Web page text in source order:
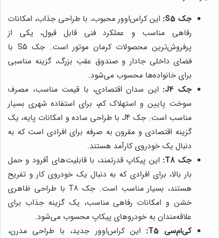
جک S5:
این کراس‌اوور محبوب، با طراحی جذاب، امکانات
رفاهی مناسب و عملکرد فنی قابل قبول، یکی از
پرفروش‌ترین محصولات کرمان موتور است. جک S5 با
فضای داخلی جادار و صندوق عقب بزرگ، گزینه مناسبی
برای خانواده‌ها محسوب می‌شود.
جک J4:
این سدان اقتصادی، با قیمت مناسب، مصرف
سوخت پایین و استهلاک کم، برای استفاده شهری بسیار
مناسب است. جک J4 با طراحی ساده و امکانات پایه، یک
گزینه اقتصادی و مقرون به صرفه برای افرادی است که به
دنبال یک خودروی کارآمد هستند.
جک T8:
این پیکاپ قدرتمند، با قابلیت‌های آفرود و حمل
بار بالا، برای افرادی که به دنبال یک خودروی کار و تفریح
هستند، بسیار مناسب است. جک T8 با طراحی ظاهری
خشن و امکانات رفاهی مناسب، یک گزینه جذاب برای
علاقه‌مندان به خودروهای پیکاپ محسوب می‌شود.
کی‌ام‌سی T5:
این کراس‌اوور جدید، با طراحی مدرن،